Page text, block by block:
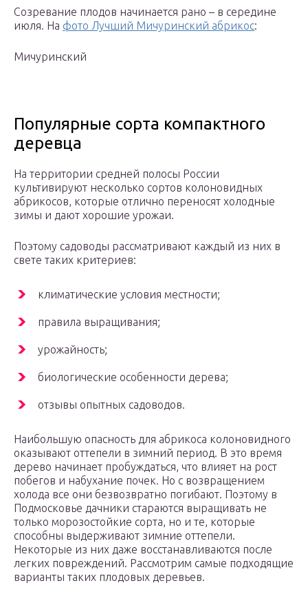
Созревание плодов начинается рано – в середине
июля. На фото Лучший Мичуринский абрикос:
Мичуринский
Популярные сорта компактного
деревца
На территории средней полосы России
культивируют несколько сортов колоновидных
абрикосов, которые отлично переносят холодные
зимы и дают хорошие урожаи.
Поэтому садоводы рассматривают каждый из них в
свете таких критериев:
климатические условия местности;
правила выращивания;
урожайность;
биологические особенности дерева;
отзывы опытных садоводов.
Наибольшую опасность для абрикоса колоновидного
оказывают оттепели в зимний период. В это время
дерево начинает пробуждаться, что влияет на рост
побегов и набухание почек. Но с возвращением
холода все они безвозвратно погибают. Поэтому в
Подмосковье дачники стараются выращивать не
только морозостойкие сорта, но и те, которые
способны выдерживают зимние оттепели.
Некоторые из них даже восстанавливаются после
легких повреждений. Рассмотрим самые подходящие
варианты таких плодовых деревьев.